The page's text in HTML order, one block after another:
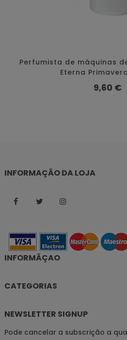
Perfumista de máquinas
Eterna
Preço
9,60 €
INFORMAÇÃO DA LOJA
FacebookTwitter
INFORMÃÇAO
CATEGORIAS
NEWSLETTER SIGNUP
Pode cancelar a subscrição a